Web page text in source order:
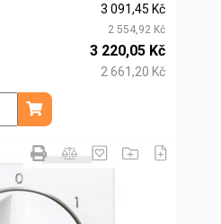
3 091,45 Kč
2 554,92 Kč
3 220,05 Kč
2 661,20 Kč
ks
Přidat do košíku